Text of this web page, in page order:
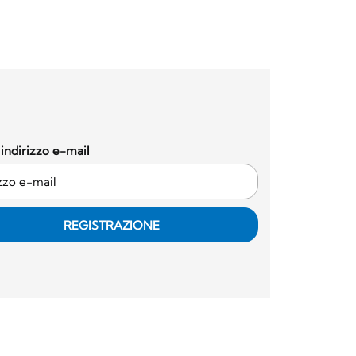
e-mail
REGISTRAZIONE